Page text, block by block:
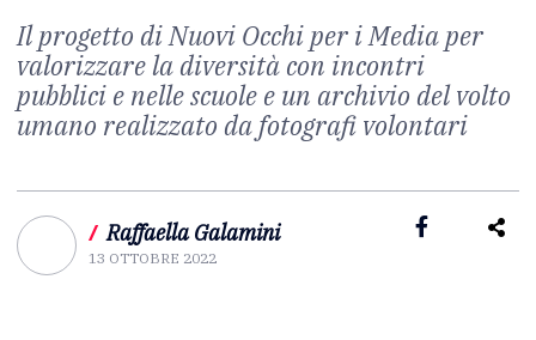
Il progetto di Nuovi Occhi per i Media per
valorizzare la diversità con incontri
pubblici e nelle scuole e un archivio del volto
umano realizzato da fotografi volontari
/ Raffaella Galamini
13 OTTOBRE 2022